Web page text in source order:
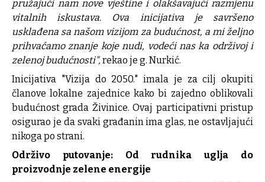
pružajući nam nove vještine i olakšavajući razmjenu
vitalnih iskustava. Ova inicijativa je savršeno
usklađena sa našom vizijom za budućnost, a mi željno
prihvaćamo znanje koje nudi, vodeći nas ka održivoj i
zelenoj budućnosti", rekao je g. Nurkić.
Inicijativa "Vizija do 2050." imala je za cilj okupiti
članove lokalne zajednice kako bi zajedno oblikovali
budućnost grada Živinice. Ovaj participativni pristup
osigurao je da svaki građanin ima glas, ne ostavljajući
nikoga po strani.
Održivo putovanje: Od rudnika uglja do
proizvodnje zelene energije